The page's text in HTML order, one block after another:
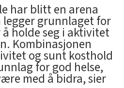
har blitt en arena
grunnlaget for
holde seg i aktivitet
Kombinasjonen
og sunt kosthold
for god helse,
med å bidra, sier